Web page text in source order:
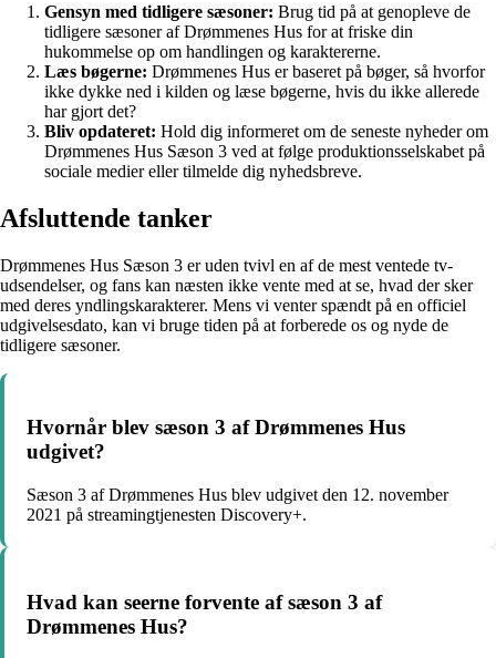
Gensyn med tidligere sæsoner: Brug tid på at genopleve de
tidligere sæsoner af Drømmenes Hus for at friske din
hukommelse op om handlingen og karaktererne.
Læs bøgerne: Drømmenes Hus er baseret på bøger, så hvorfor
ikke dykke ned i kilden og læse bøgerne, hvis du ikke allerede
har gjort det?
Bliv opdateret: Hold dig informeret om de seneste nyheder om
Drømmenes Hus Sæson 3 ved at følge produktionsselskabet på
sociale medier eller tilmelde dig nyhedsbreve.
Afsluttende tanker
Drømmenes Hus Sæson 3 er uden tvivl en af de mest ventede tv-
udsendelser, og fans kan næsten ikke vente med at se, hvad der sker
med deres yndlingskarakterer. Mens vi venter spændt på en officiel
udgivelsesdato, kan vi bruge tiden på at forberede os og nyde de
tidligere sæsoner.
Hvornår blev sæson 3 af Drømmenes Hus
udgivet?
Sæson 3 af Drømmenes Hus blev udgivet den 12. november
2021 på streamingtjenesten Discovery+.
Hvad kan seerne forvente af sæson 3 af
Drømmenes Hus?